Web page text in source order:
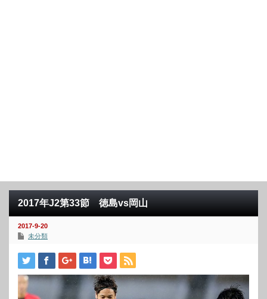
2017年J2第33節 徳島vs岡山
2017-9-20
未分類